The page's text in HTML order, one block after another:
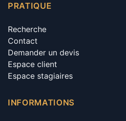
PRATIQUE
Recherche
Contact
Demander un devis
Espace client
Espace stagiaires
INFORMATIONS